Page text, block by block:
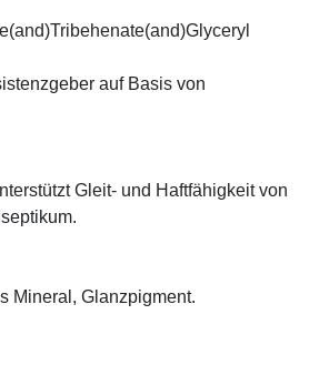
auf Basis von
Gleit- und Haftfähigkeit von
Mineral, Glanzpigment.